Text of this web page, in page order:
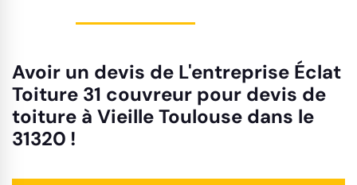
Avoir un devis de L'entreprise Éclat
Toiture 31 couvreur pour devis de
toiture à Vieille Toulouse dans le
31320 !